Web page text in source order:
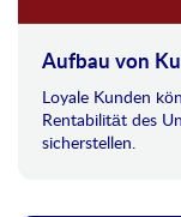
Aufbau von
Loyale Kunden
Rentabilität des
sicherstellen.